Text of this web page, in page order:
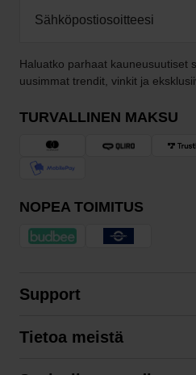
Haluatko parhaat kauneusuutiset
uusimmat trendit, vinkit ja
TURVALLINEN MAKSU
NOPEA TOIMITUS
Support
Tilausehdot
Tietoa meistä